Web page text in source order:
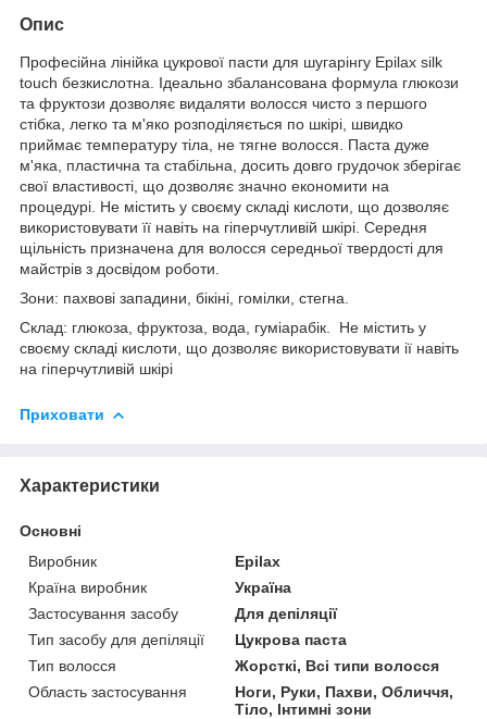
Опис
Професійна лінійка цукрової пасти для шугарінгу Epilax silk
touch безкислотна. Ідеально збалансована формула глюкози
та фруктози дозволяє видаляти волосся чисто з першого
стібка, легко та м'яко розподіляється по шкірі, швидко
приймає температуру тіла, не тягне волосся. Паста дуже
м'яка, пластична та стабільна, досить довго грудочок зберігає
свої властивості, що дозволяє значно економити на
процедурі. Не містить у своєму складі кислоти, що дозволяє
використовувати її навіть на гіперчутливій шкірі. Середня
щільність призначена для волосся середньої твердості для
майстрів з досвідом роботи.
Зони: пахвові западини, бікіні, гомілки, стегна. ⠀
Склад: глюкоза, фруктоза, вода, гуміарабік. Не містить у
своєму складі кислоти, що дозволяє використовувати ії навіть
на гіперчутливій шкірі
Приховати
Характеристики
Основні
Виробник
Epilax
Країна виробник
Україна
Застосування засобу
Для депіляції
Тип засобу для депіляції
Цукрова паста
Тип волосся
Жорсткі, Всі типи волосся
Область застосування
Ноги, Руки, Пахви, Обличчя,
Тіло, Інтимні зони